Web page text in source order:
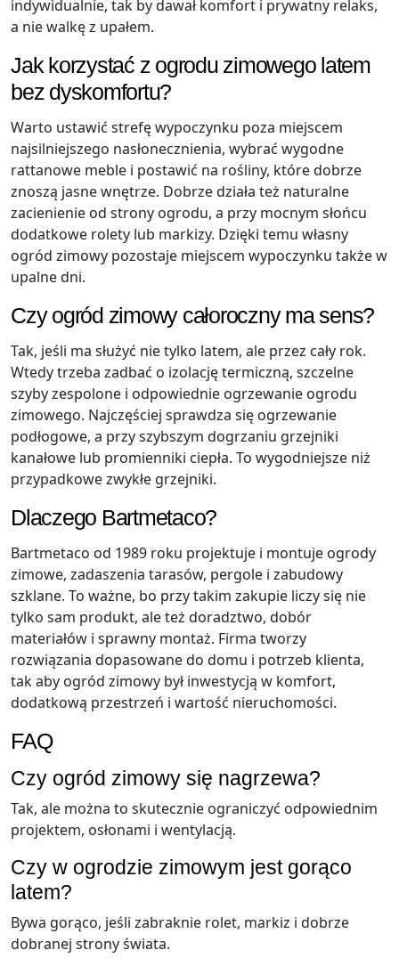
indywidualnie, tak by dawał komfort i prywatny relaks,
a nie walkę z upałem.
Jak korzystać z ogrodu zimowego latem
bez dyskomfortu?
Warto ustawić strefę wypoczynku poza miejscem
najsilniejszego nasłonecznienia, wybrać wygodne
rattanowe meble i postawić na rośliny, które dobrze
znoszą jasne wnętrze. Dobrze działa też naturalne
zacienienie od strony ogrodu, a przy mocnym słońcu
dodatkowe rolety lub markizy. Dzięki temu własny
ogród zimowy pozostaje miejscem wypoczynku także w
upalne dni.
Czy ogród zimowy całoroczny ma sens?
Tak, jeśli ma służyć nie tylko latem, ale przez cały rok.
Wtedy trzeba zadbać o izolację termiczną, szczelne
szyby zespolone i odpowiednie ogrzewanie ogrodu
zimowego. Najczęściej sprawdza się ogrzewanie
podłogowe, a przy szybszym dogrzaniu grzejniki
kanałowe lub promienniki ciepła. To wygodniejsze niż
przypadkowe zwykłe grzejniki.
Dlaczego Bartmetaco?
Bartmetaco od 1989 roku projektuje i montuje ogrody
zimowe, zadaszenia tarasów, pergole i zabudowy
szklane. To ważne, bo przy takim zakupie liczy się nie
tylko sam produkt, ale też doradztwo, dobór
materiałów i sprawny montaż. Firma tworzy
rozwiązania dopasowane do domu i potrzeb klienta,
tak aby ogród zimowy był inwestycją w komfort,
dodatkową przestrzeń i wartość nieruchomości.
FAQ
Czy ogród zimowy się nagrzewa?
Tak, ale można to skutecznie ograniczyć odpowiednim
projektem, osłonami i wentylacją.
Czy w ogrodzie zimowym jest gorąco
latem?
Bywa gorąco, jeśli zabraknie rolet, markiz i dobrze
dobranej strony świata.